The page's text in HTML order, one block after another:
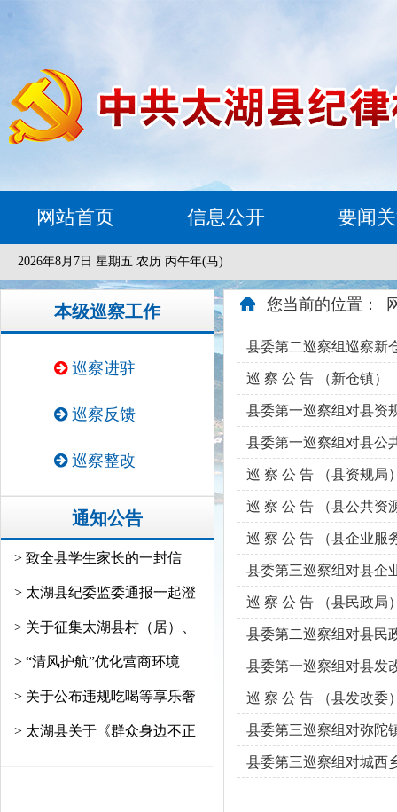
网站首页 信息公开 要闻
2026年8月7日 星期五 农历 丙午年(马)
本级巡察工作
巡察进驻
巡察反馈
巡察整改
通知公告
> 致全县学生家长的一封信
> 太湖县纪委监委通报一起澄
> 关于征集太湖县村（居）、
> “清风护航”优化营商环境
> 关于公布违规吃喝等享乐奢
> 太湖县关于《群众身边不正
您当前的位置：
县委第二巡察组巡察新
巡 察 公 告 （新仓镇）
县委第一巡察组对县资
县委第一巡察组对县公
巡 察 公 告 （县资规局
巡 察 公 告 （县公共资
巡 察 公 告 （县企业服
县委第三巡察组对县企
巡 察 公 告 （县民政局
县委第二巡察组对县民
县委第一巡察组对县发
巡 察 公 告 （县发改委
县委第三巡察组对弥陀
县委第三巡察组对城西